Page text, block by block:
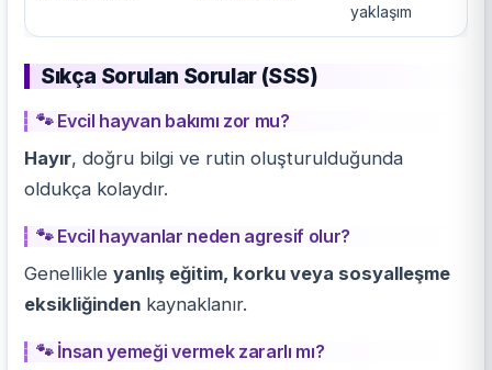
yaklaşım
Sıkça Sorulan Sorular (SSS)
🐾 Evcil hayvan bakımı zor mu?
Hayır, doğru bilgi ve rutin oluşturulduğunda
oldukça kolaydır.
🐾 Evcil hayvanlar neden agresif olur?
Genellikle yanlış eğitim, korku veya sosyalleşme
eksikliğinden kaynaklanır.
🐾 İnsan yemeği vermek zararlı mı?